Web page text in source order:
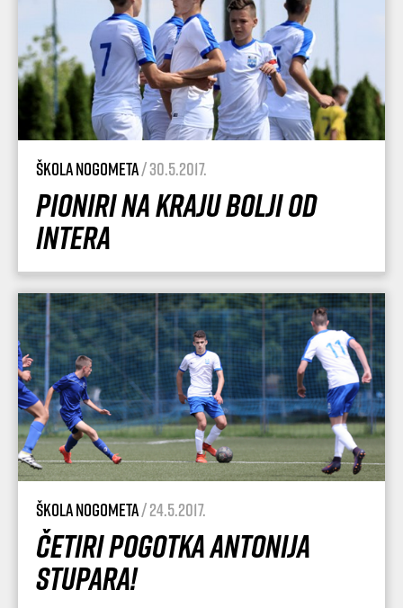
Škola nogometa/ 30.5.2017.
Pioniri na kraju bolji od
Intera
Škola nogometa/ 24.5.2017.
Četiri pogotka Antonija
Stupara!